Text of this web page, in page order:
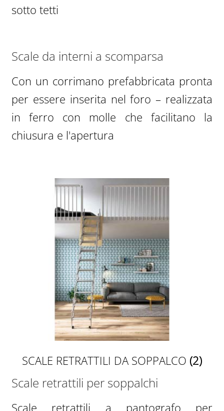
sotto tetti
Scale da interni a scomparsa
Con un corrimano prefabbricata pronta
per essere inserita nel foro – realizzata
in ferro con molle che facilitano la
chiusura e l'apertura
SCALE RETRATTILI DA SOPPALCO (2)
Scale retrattili per soppalchi